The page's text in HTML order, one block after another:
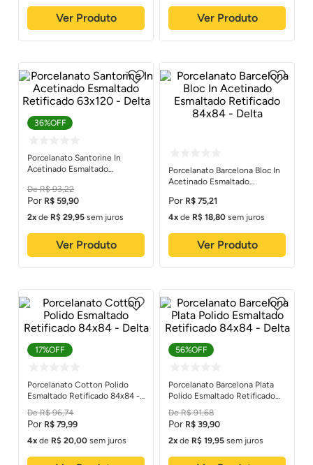
Ver Produto Ver Produto
36%OFF
Porcelanato Santorine In
Acetinado Esmaltado
R$ 93,22
R$ 59,90
2
de R$ 29,95 sem juros
Ver Produto
Porcelanato Barcelona Bloc In
Acetinado Esmaltado
R$ 75,21
4
de R$ 18,80 sem juros
Ver Produto
17%OFF
Porcelanato Cotton Polido
Esmaltado Retificado 84x84 -
R$ 96,74
R$ 79,99
4
de R$ 20,00 sem juros
56%OFF
Porcelanato Barcelona Plata
Polido Esmaltado Retificado
R$ 91,68
R$ 39,90
2
de R$ 19,95 sem juros